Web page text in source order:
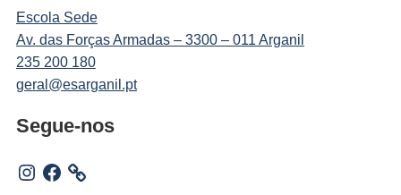
Escola Sede
Av. das Forças Armadas – 3300 – 011 Arganil
235 200 180
geral@esarganil.pt
Segue-nos
Instagram
Facebook